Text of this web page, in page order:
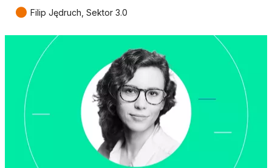
● Filip Jędruch, Sektor 3.0